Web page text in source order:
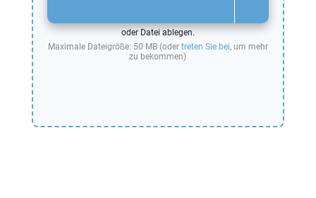
oder Datei ablegen.
Maximale Dateigröße: 50 MB (oder treten Sie bei, um mehr
zu bekommen)